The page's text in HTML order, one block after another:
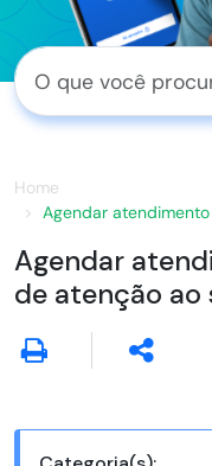
Home
Agendar
Agendar
de atenção ao